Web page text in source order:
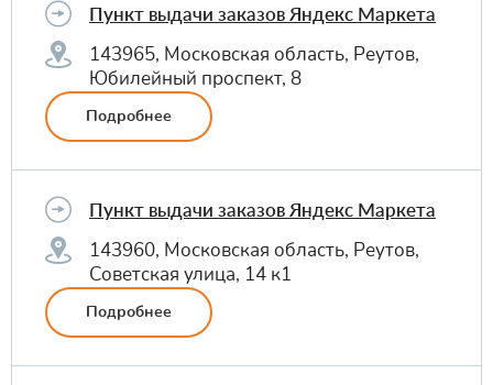
Пункт выдачи заказов Яндекс Маркета
143965, Московская область, Реутов,
Юбилейный проспект, 8
Подробнее
Пункт выдачи заказов Яндекс Маркета
143960, Московская область, Реутов,
Советская улица, 14 к1
Подробнее